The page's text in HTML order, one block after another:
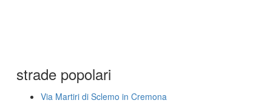
strade popolari
Via Martiri di Sclemo in Cremona